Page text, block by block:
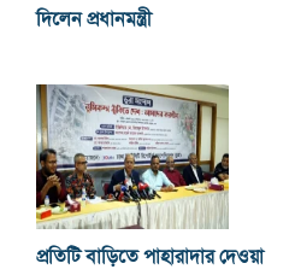
দিলেন প্রধানমন্ত্রী
প্রতিটি বাড়িতে পাহারাদার দেওয়া